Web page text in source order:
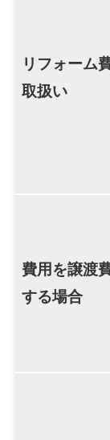
リフォーム
取扱い
費用を譲渡
する場合